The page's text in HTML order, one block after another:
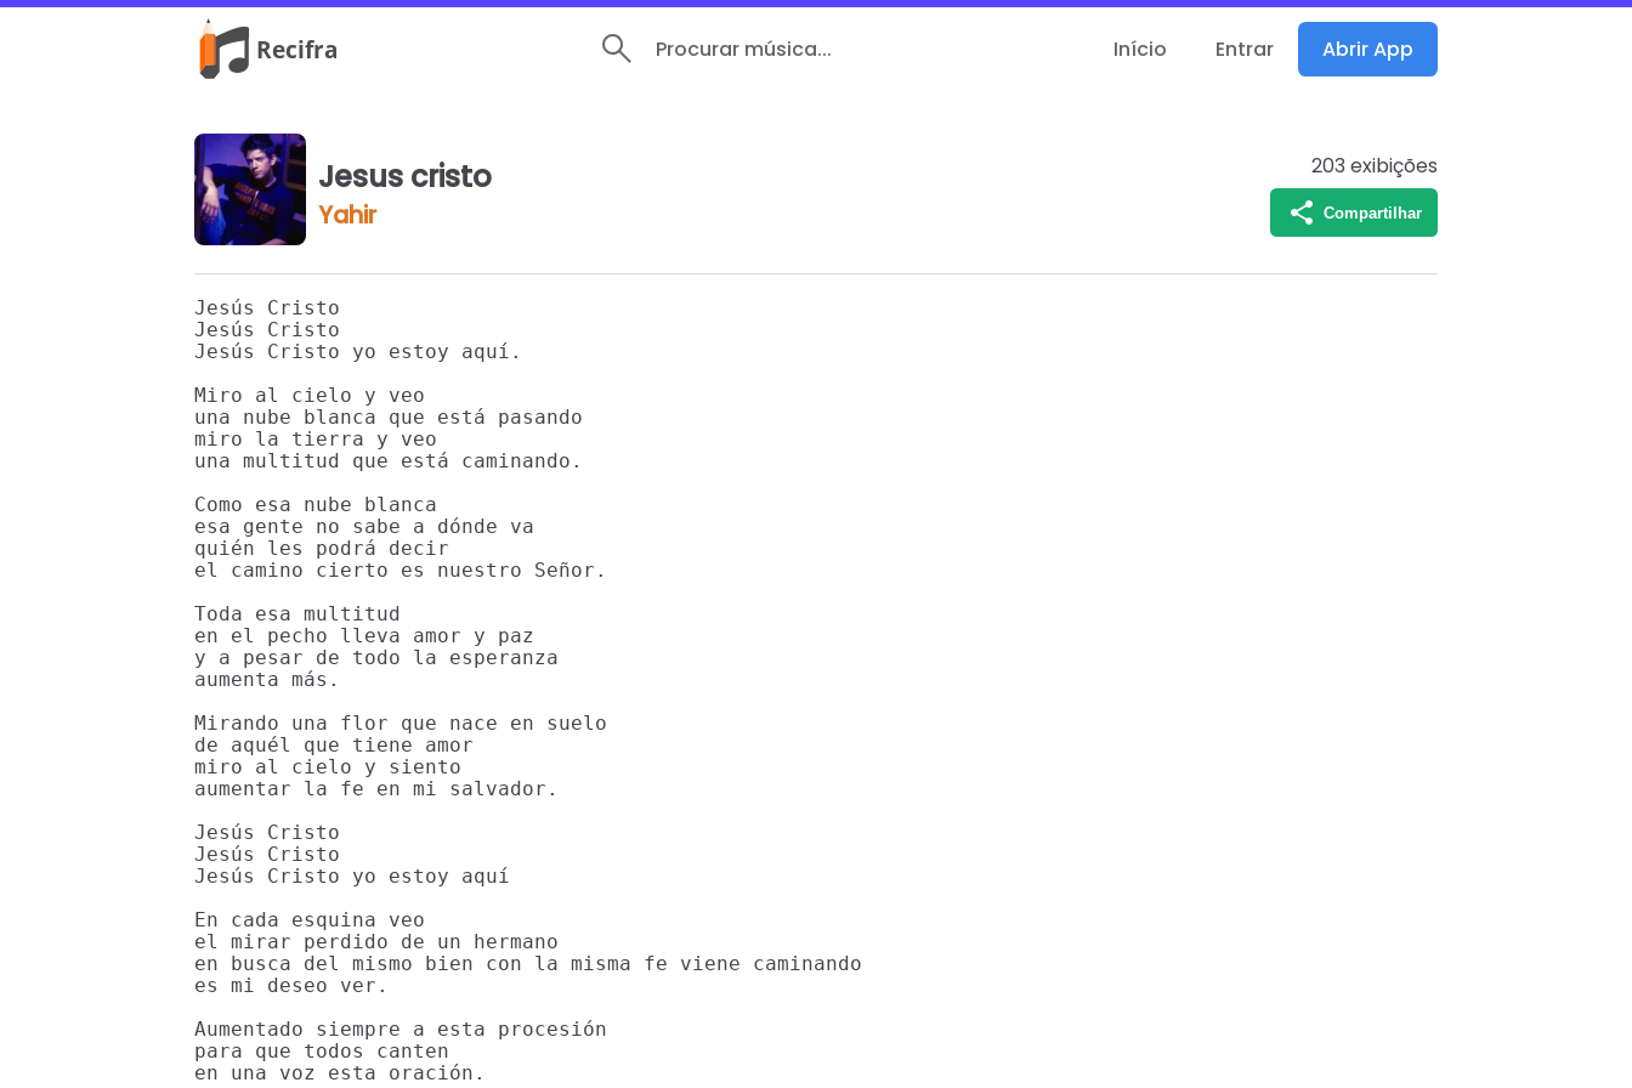
Procurar música... Início Entrar Abrir App
Jesus cristo
Yahir
203 exibições
Compartilhar
Jesús Cristo
Jesús Cristo
Jesús Cristo yo estoy aquí.
Miro al cielo y veo
una nube blanca que está pasando
miro la tierra y veo
una multitud que está caminando.
Como esa nube blanca
esa gente no sabe a dónde va
quién les podrá decir
el camino cierto es nuestro Señor.
Toda esa multitud
en el pecho lleva amor y paz
y a pesar de todo la esperanza
aumenta más.
Mirando una flor que nace en suelo
de aquél que tiene amor
miro al cielo y siento
aumentar la fe en mi salvador.
Jesús Cristo
Jesús Cristo
Jesús Cristo yo estoy aquí
En cada esquina veo
el mirar perdido de un hermano
en busca del mismo bien con la misma fe viene caminando
es mi deseo ver.
Aumentado siempre a esta procesión
para que todos canten
en una voz esta oración.